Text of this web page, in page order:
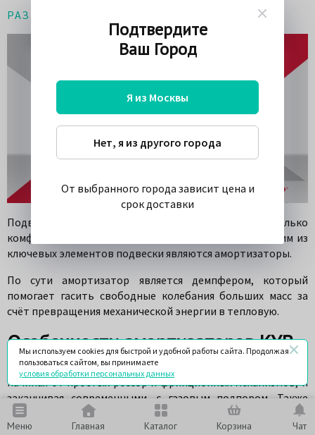
Меню Главная Каталог Корзина Чат
РАЗНОЕ
Подвеска автомобиля обеспечивает не только
комфортное передвижение, но и безопасность. Одним из
ключевых элементов подвески являются амортизаторы.
По сути амортизатор является демпфером, который
помогает гасить свободные колебания больших масс за
счёт превращения механической энергии в тепловую.
Особенности амортизаторов KYB
Существует множество конструкций амортизаторов,
начиная от простых рессор и фрикционных механизмов, и
заканчивая современными, с газовым подпором. Также
амортизаторы делятся по характеру действия сил на две
большие группы - односторонние и двусторонние. Кроме
Подтвердите
Ваш Город
Я из Москвы
Нет, я из другого города
От выбранного города зависит цена и
срок доставки
Мы используем cookies для быстрой и удобной работы сайта. Продолжая
пользоваться сайтом, вы принимаете
условия обработки персональных данных